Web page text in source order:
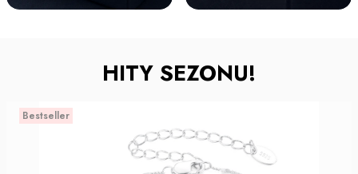
HITY SEZONU!
Bestseller